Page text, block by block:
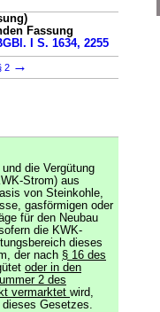
Fassung
I S. 1634, 2255
2 →
die Vergütung
Strom) aus
von Steinkohle,
gasförmigen oder
für den Neubau
die KWK-
dieses
der nach § 16 des
oder in den
2 des
vermarktet wird,
Gesetzes.